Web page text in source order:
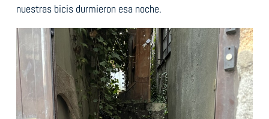
nuestras bicis durmieron esa noche.